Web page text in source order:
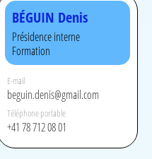
BÉGUIN Denis
Présidence interne
Formation
E-mail
beguin.denis@gmail.com
Téléphone portable
+41 78 712 08 01